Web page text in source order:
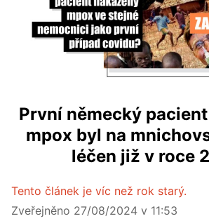
První německý
mpox byl na
léčen již v roce
Tento článek je víc než rok starý.
Zveřejněno 27/08/2024 v 11:53